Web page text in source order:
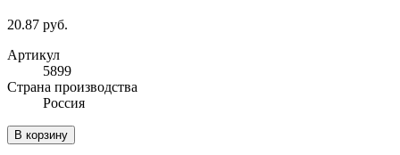
20.87 руб.
Артикул
5899
Cтрана производства
Россия
В корзину